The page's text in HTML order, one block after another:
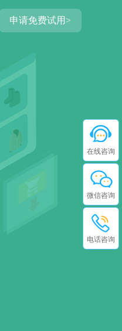
申请免费试用>
在线咨询
微信咨询
电话咨询